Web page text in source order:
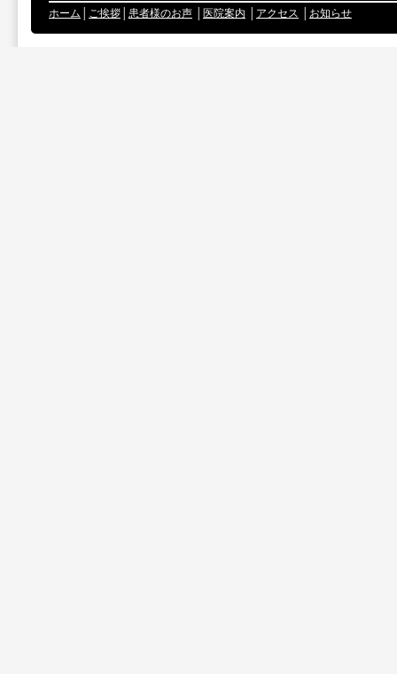
ホーム ご挨拶 患者様のお声 医院案内 アクセス お知らせ